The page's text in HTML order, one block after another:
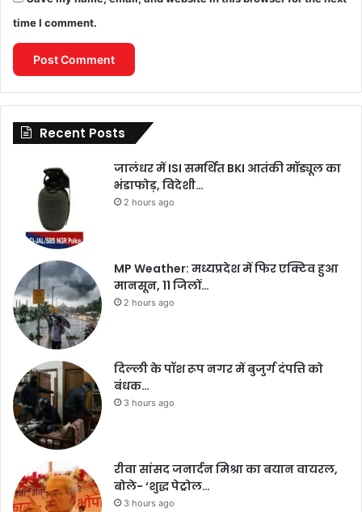
time I comment.
Recent Posts
जालंधर में ISI समर्थित BKI आतंकी मॉड्यूल का
भंडाफोड़, विदेशी…
2 hours ago
MP Weather: मध्यप्रदेश में फिर एक्टिव हुआ
मानसून, 11 जिलों…
2 hours ago
दिल्ली के पॉश रूप नगर में बुजुर्ग दंपत्ति को
बंधक…
3 hours ago
रीवा सांसद जनार्दन मिश्रा का बयान वायरल,
बोले- ‘शुद्ध पेट्रोल…
3 hours ago